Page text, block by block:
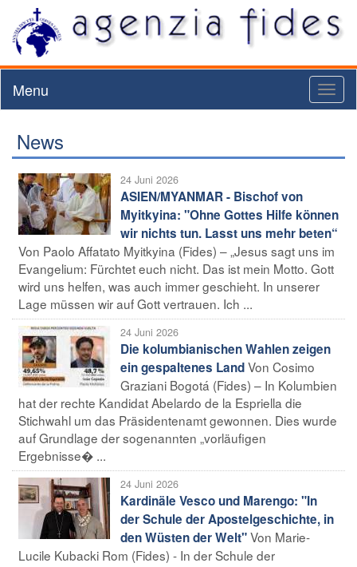
Menu
News
24 Juni 2026
ASIEN/MYANMAR - Bischof von
Myitkyina: "Ohne Gottes Hilfe können
wir nichts tun. Lasst uns mehr beten“
Von Paolo Affatato Myitkyina (Fides) – „Jesus sagt uns im
Evangelium: Fürchtet euch nicht. Das ist mein Motto. Gott
wird uns helfen, was auch immer geschieht. In unserer
Lage müssen wir auf Gott vertrauen. Ich ...
24 Juni 2026
Die kolumbianischen Wahlen zeigen
ein gespaltenes LandVon Cosimo
Graziani Bogotá (Fides) – In Kolumbien
hat der rechte Kandidat Abelardo de la Espriella die
Stichwahl um das Präsidentenamt gewonnen. Dies wurde
auf Grundlage der sogenannten „vorläufigen
Ergebnisse� ...
24 Juni 2026
Kardinäle Vesco und Marengo: "In
der Schule der Apostelgeschichte, in
den Wüsten der Welt"Von Marie-
Lucile Kubacki Rom (Fides) - In der Schule der